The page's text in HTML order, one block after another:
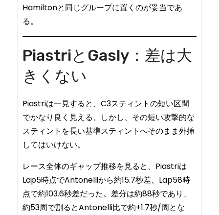
Hamiltonと同じグループに置くのが妥当であ
る。
PiastriとGasly：差は大
きくない
Piastriは一見すると、C3スティントの短い区間
でかなり良く見える。しかし、その短い攻撃的な
スティントを長い基準スティントへそのまま外挿
してはいけない。
レース全体のギャップ推移を見ると、Piastriは
Lap5時点でAntonelliから約15.7秒差、Lap58時
点で約103.6秒差だった。差分は約88秒であり、
約53周で割るとAntonelli比で約+1.7秒/周とな